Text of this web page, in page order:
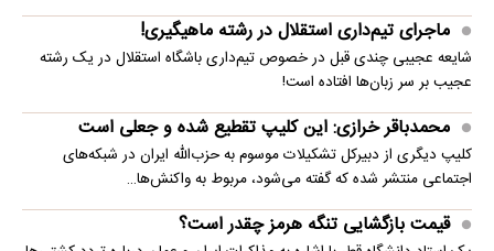
ماجرای تیم‌داری استقلال در رشته ماهیگیری!
شایعه عجیبی چندی قبل در خصوص تیم‌داری باشگاه استقلال در یک رشته
عجیب بر سر زبان‌ها افتاده است!
محمدباقر خرازی: این کلیپ تقطیع شده و جعلی است
کلیپ دیگری از دبیرکل تشکیلات موسوم به حزب‌الله ایران در شبکه‌های
اجتماعی منتشر شده که گفته می‌شود، مربوط به واکنش‌ها…
قیمت بازگشایی تنگه هرمز چقدر است؟